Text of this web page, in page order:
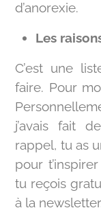
d’anorexie.
Les
C’est une
faire. Pour
j’avais fait
rappel, tu as
pour
tu reçois
à la